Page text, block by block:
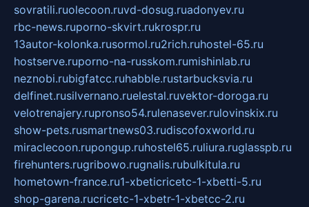
sovratili.ruolecoon.ruvd-dosug.ruadonyev.ru
rbc-news.ruporno-skvirt.rukrospr.ru
13autor-kolonka.rusormol.ru2rich.ruhostel-65.ru
hostserve.ruporno-na-russkom.rumishinlab.ru
neznobi.rubigfatcc.ruhabble.rustarbucksvia.ru
delfinet.rusilvernano.ruelestal.ruvektor-doroga.ru
velotrenajery.rupronso54.rulenasever.rulovinskix.ru
show-pets.rusmartnews03.rudiscofoxworld.ru
miraclecoon.rupongup.ruhostel65.ruliura.ruglasspb.ru
firehunters.rugribowo.rugnalis.rubulkitula.ru
hometown-france.ru1-xbeticricetc-1-xbetti-5.ru
shop-garena.rucricetc-1-xbetr-1-xbetcc-2.ru